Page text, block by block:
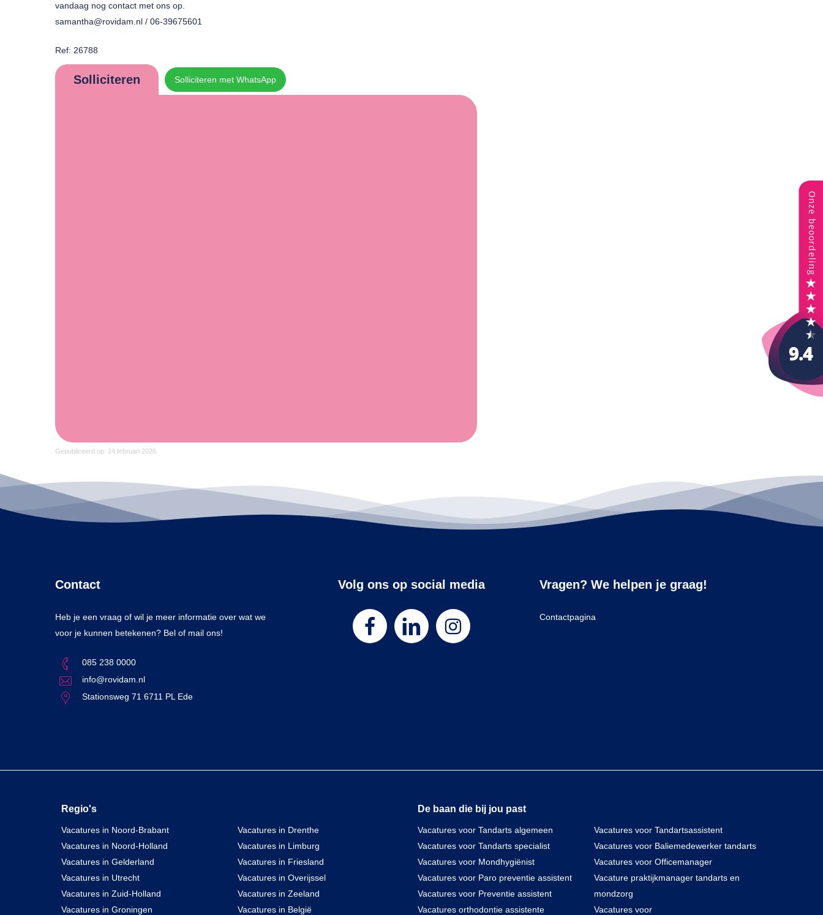
vandaag nog contact met ons op.
samantha@rovidam.nl / 06-39675601
Ref: 26788
Solliciteren Solliciteren met WhatsApp
Gepubliceerd op: 24 februari 2026
Contact
Heb je een vraag of wil je meer informatie over wat we
voor je kunnen betekenen? Bel of mail ons!
085 238 0000
info@rovidam.nl
Stationsweg 71 6711 PL Ede
Volg ons op social media Vragen? We helpen je graag!
Contactpagina
Regio's
Vacatures in Noord-Brabant
Vacatures in Noord-Holland
Vacatures in Gelderland
Vacatures in Utrecht
Vacatures in Zuid-Holland
Vacatures in Groningen
Vacatures in Drenthe
Vacatures in Limburg
Vacatures in Friesland
Vacatures in Overijssel
Vacatures in Zeeland
Vacatures in België
De baan die bij jou past
Vacatures voor Tandarts algemeen
Vacatures voor Tandarts specialist
Vacatures voor Mondhygiënist
Vacatures voor Paro preventie assistent
Vacatures voor Preventie assistent
Vacatures orthodontie assistente
Vacatures voor Tandartsassistent
Vacatures voor Baliemedewerker tandarts
Vacatures voor Officemanager
Vacature praktijkmanager tandarts en
mondzorg
Vacatures voor